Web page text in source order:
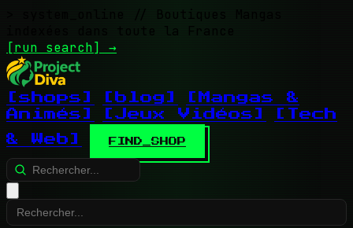
// Boutiques Mangas
indexées dans toute la France
[run search] →
[shops] [blog]
[Mangas &
Animés]
[Jeux Vidéos]
[Tech
& Web]
FIND_SHOP